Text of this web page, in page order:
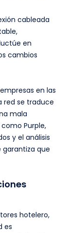
cableada
en
cambios
en las
red se traduce
mala
Purple,
y el análisis
que
hotelero,
es